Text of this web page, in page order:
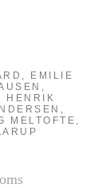
EMILIE
HENRIK
MELTOFTE,